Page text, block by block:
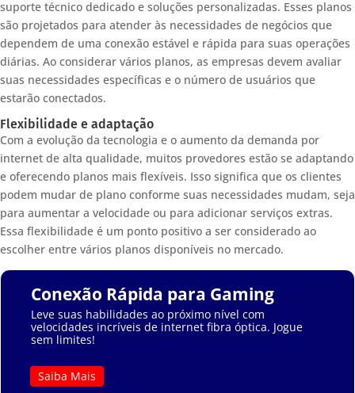
suporte técnico dedicado e soluções personalizadas. Esses planos
são projetados para atender às necessidades de negócios que
dependem de uma conexão estável e rápida para suas operações
diárias. Ao considerar vários planos, as empresas devem avaliar
suas necessidades específicas e o número de usuários que
estarão conectados.
Flexibilidade e adaptação
Com a evolução da tecnologia e o aumento da demanda por
internet de alta qualidade, muitos provedores estão se adaptando
e oferecendo planos mais flexíveis. Isso significa que os clientes
podem mudar de plano conforme suas necessidades mudam, seja
para aumentar a velocidade ou para adicionar serviços extras.
Essa flexibilidade é um ponto positivo a ser considerado ao
escolher entre vários planos disponíveis no mercado.
Conexão Rápida para Gaming
Leve suas habilidades ao próximo nível com
velocidades incríveis de internet fibra óptica. Jogue
sem limites!
Saiba Mais